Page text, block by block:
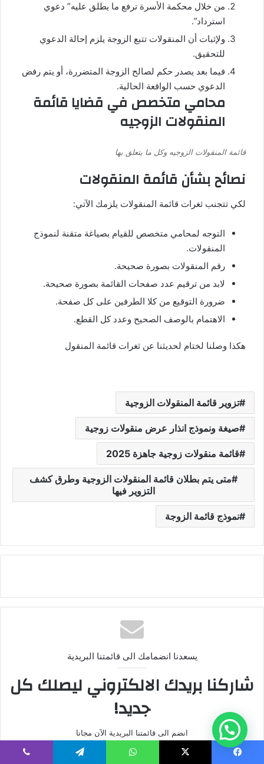
من خلال محكمة الأسرة ترفع ما يطلق عليه” دعوي
استرداد”.
ولإثبات أن المنقولات تتبع الزوجة يلزم إحالة الدعوي
للتحقيق.
فيما بعد يصدر حكم لصالح الزوجة المتضررة، أو يتم رفض
الدعوي حسب الواقعة الحالية.
محامي متخصص في قضايا قائمة
المنقولات الزوجيه
قائمة المنقولات الزوجيه وكل ما يتعلق بها
نصائح بشأن قائمة المنقولات
لكي تتجنب ثغرات قائمة المنقولات يلزمك الآتي:
التوجه لمحامي متخصص للقيام بصياغة متقنة لنموذج
المنقولات.
رقم المنقولات بصورة صحيحة.
لابد من ترقيم عدد صفحات القائمة بصورة صحيحة.
ضرورة التوقيع من كلا الطرفين على كل صفحة.
الاهتمام بالوصف الصحيح وعدد كل القطع.
هكذا وصلنا لختام لحديثنا عن ثغرات قائمة المنقول
تزوير قائمة المنقولات الزوجية
صيغة ونموذج انذار عرض منقولات زوجية
قائمة منقولات زوجية جاهزة 2025
متى يتم بطلان قائمة المنقولات الزوجية وطرق كشف
التزوير فيها
نموذج قائمة الزوجة
يسعدنا انضمامك الى قائمتنا البريدية
شاركنا بريدك الالكتروني ليصلك كل
جديد!
انضم الى قائمتنا البريدية الآن مجانا